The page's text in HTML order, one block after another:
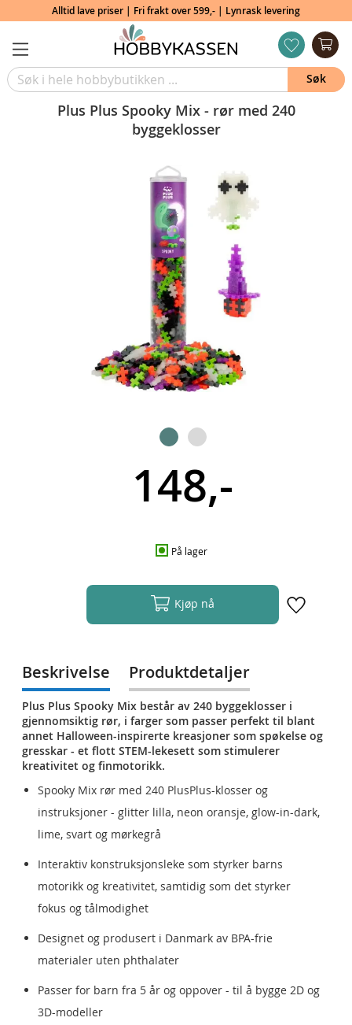
Alltid lave priser | Fri frakt over 599,- | Lynrask levering
Plus Plus Spooky Mix - rør med 240
byggeklosser
148,-
På lager
Kjøp nå
Beskrivelse
Plus Plus Spooky Mix består av 240 byggeklosser i
gjennomsiktig rør, i farger som passer perfekt til blant
annet Halloween-inspirerte kreasjoner som spøkelse og
gresskar - et flott STEM-lekesett som stimulerer
kreativitet og finmotorikk.
Spooky Mix rør med 240 PlusPlus-klosser og
instruksjoner - glitter lilla, neon oransje, glow-in-dark,
lime, svart og mørkegrå
Interaktiv konstruksjonsleke som styrker barns
motorikk og kreativitet, samtidig som det styrker
fokus og tålmodighet
Designet og produsert i Danmark av BPA-frie
materialer uten phthalater
Passer for barn fra 5 år og oppover - til å bygge 2D og
3D-modeller
Produktdetaljer
Søk
ønskeliste